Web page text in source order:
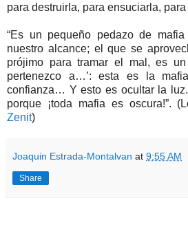
para destruirla, para ensuciarla,
“Es un pequeño pedazo de
nuestro alcance; el que se
prójimo para tramar el mal, es
pertenezco a…’: esta es la
confianza… Y esto es ocultar la
porque ¡toda mafia es oscura!”.
Zenit)
Joaquin Estrada-Montalvan at 9:55 AM
Share